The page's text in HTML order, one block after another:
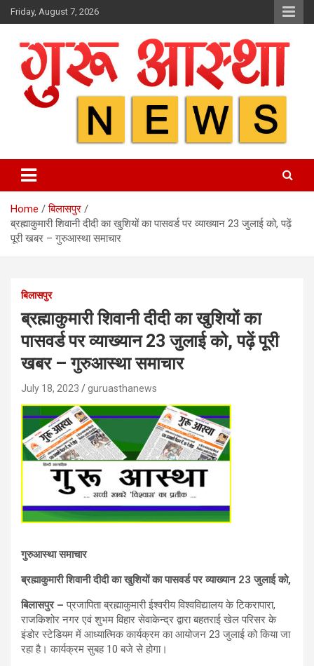
Skip
to
Friday, August 7, 2026
Home
बिलासपुर
ब्रह्माकुमारी शिवानी दीदी का खुशियों का पासवर्ड पर व्याख्यान 23 जुलाई को, पढ़ें
पूरी खबर – गुरुआस्था समाचार
बिलासपुर
ब्रह्माकुमारी शिवानी दीदी का खुशियों का
पासवर्ड पर व्याख्यान 23 जुलाई को, पढ़ें पूरी
खबर – गुरुआस्था समाचार
July 18, 2023 guruasthanews
गुरुआस्था समाचार
ब्रह्माकुमारी शिवानी दीदी का खुशियों का पासवर्ड पर व्याख्यान 23 जुलाई को,
बिलासपुर – प्रजापिता ब्रह्माकुमारी ईश्वरीय विश्वविद्यालय के टिकरापारा,
राजकिशोर नगर एवं शुभम विहार सेवाकेन्द्र द्वारा बहतराई खेल परिसर के
इंडोर स्टेडियम में आध्यात्मिक कार्यक्रम का आयोजन 23 जुलाई को किया जा
रहा है। कार्यक्रम सुबह 10 बजे से होगा।